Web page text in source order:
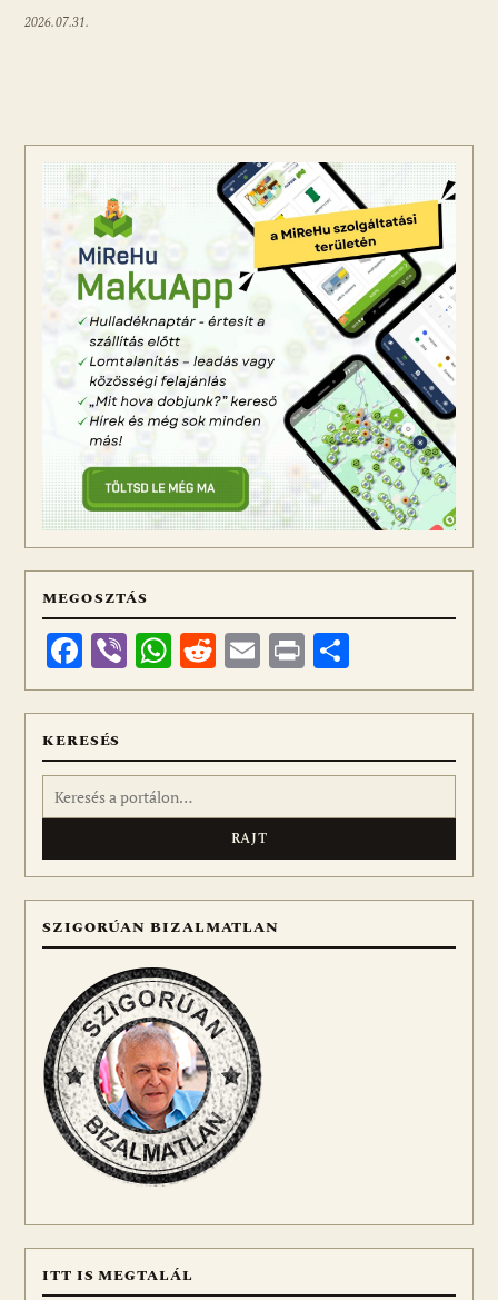
2026.07.31.
MEGOSZTÁS
Facebook
ViberWhatsApp
Reddit
Email
Print
meg
KERESÉS
Keresés:
SZIGORÚAN BIZALMATLAN
ITT IS MEGTALÁL